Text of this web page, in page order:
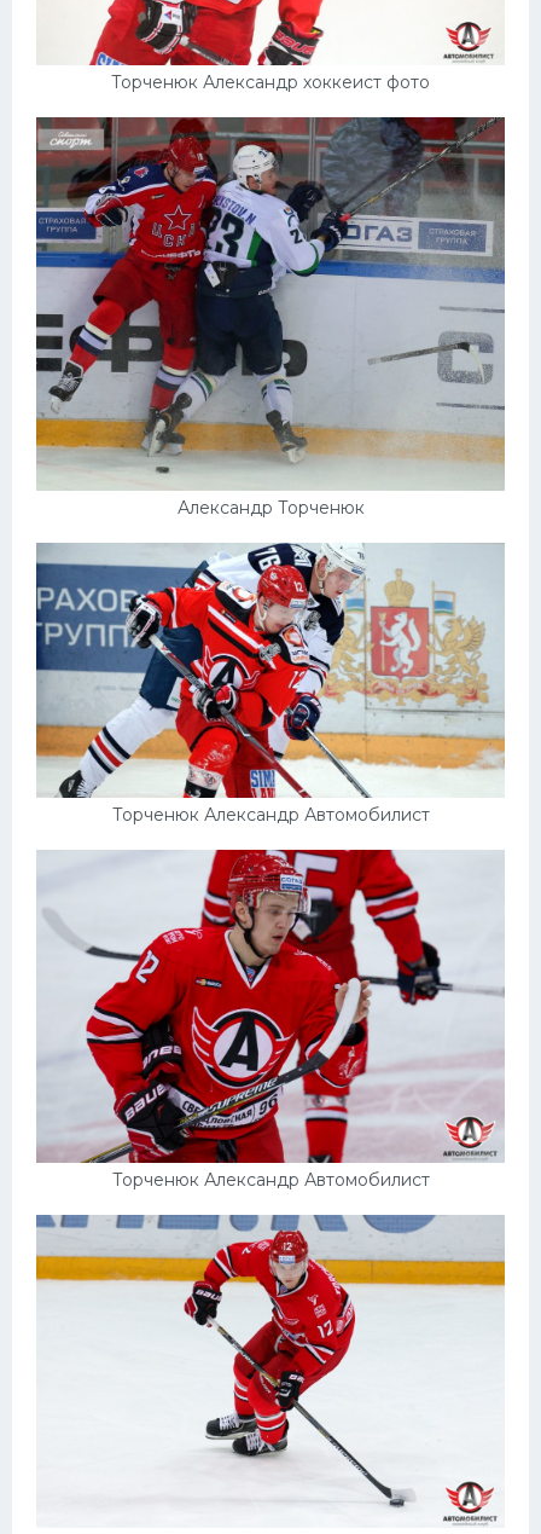
Торченюк Александр хоккеист фото
Александр Торченюк
Торченюк Александр Автомобилист
Торченюк Александр Автомобилист